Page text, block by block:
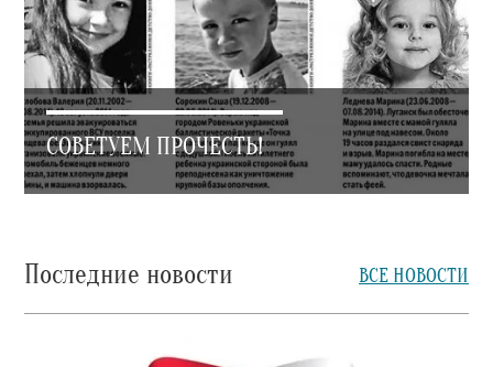
СОВЕТУЕМ ПРОЧЕСТЬ!
Последние новости ВСЕ НОВОСТИ